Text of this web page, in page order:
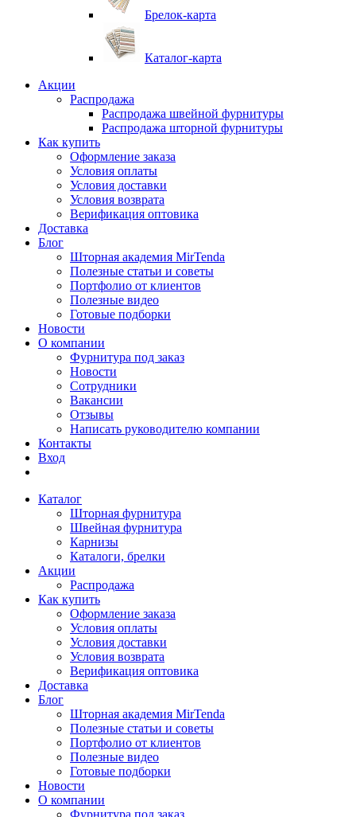
Брелок-карта
Каталог-карта
Акции
Распродажа
Распродажа швейной фурнитуры
Распродажа шторной фурнитуры
Как купить
Оформление заказа
Условия оплаты
Условия доставки
Условия возврата
Верификация оптовика
Доставка
Блог
Шторная академия MirTenda
Полезные статьи и советы
Портфолио от клиентов
Полезные видео
Готовые подборки
Новости
О компании
Фурнитура под заказ
Новости
Сотрудники
Вакансии
Отзывы
Написать руководителю компании
Контакты
Вход
Каталог
Шторная фурнитура
Швейная фурнитура
Карнизы
Каталоги, брелки
Акции
Распродажа
Как купить
Оформление заказа
Условия оплаты
Условия доставки
Условия возврата
Верификация оптовика
Доставка
Блог
Шторная академия MirTenda
Полезные статьи и советы
Портфолио от клиентов
Полезные видео
Готовые подборки
Новости
О компании
Фурнитура под заказ